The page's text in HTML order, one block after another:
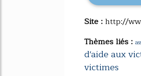
Site :http://
Thèmes liés :
d'aide aux
victimes